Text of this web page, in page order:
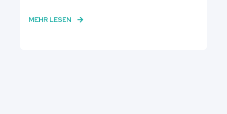
MEHR LESEN